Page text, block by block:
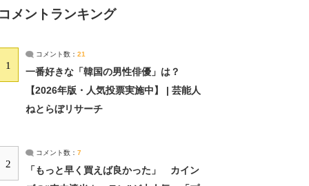
コメントランキング
1
コメント数： 21
一番好きな「韓国の男性俳優」は？
【2026年版・人気投票実施中】 | 芸能人
ねとらぼリサーチ
2
コメント数： 7
「もっと早く買えば良かった」 カイン